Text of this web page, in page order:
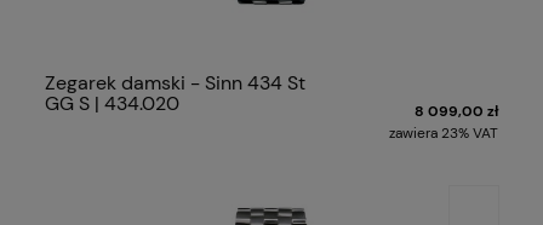
Zegarek damski - Sinn 434 St
GG S | 434.020
8 099,00 zł
zawiera 23% VAT